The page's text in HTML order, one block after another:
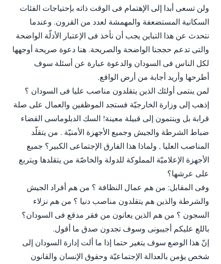
ولن تسعى أبدا إلى الإهتمام فى الوقت ذاته بإحتياجات الفئات
السكانية المستضعفة والمهمشة لعدد من القرون. وعندما
نتحدث عن هذا التباين يجب أن نأخذ فى الإعتبار الأدلّة الواضحة
والتى تدعم حججنا الواضحة والصريحة. هنا دعوة صريحة أوجهها
لكل الناس فى السودان والدعوة عبارة عن أسئلة سوف
أطرحها وأريد أجابة من أرض الواقع.
لمن ينتمى أولئك الذين يتقلدون مناصب عليا فى السودان ؟
إذهب إلى وزارة الخارجيّة فستجد الموظفين والعمال على صلة
قرابة بل وينتمون إلى قبيلة معينة! السك الدبلوماسى القضاء
ضباط الشرطة والجيش وجميع الأجهزة الأمنيّة . من يتقلّد
المناصب العليا , ولماذا هذا الفارق الإجتماعى الكبير؟ جميع
الأجهزة الإعلاميّة المملوكة للدولة والخاصّة من يتقلدها ويتربع
على عرشها؟
وفى المقابل: من هم عمال النظافة ؟ من هم أفراد الجيش
والشرطة والذين هم يتقلدون مناصب دنيا ؟ من هم نزلاء
السجون ؟ من هم الذين يعانون من فقر مدقع فى السودان؟
باللع عليكم أجيبونى وسوف تجدون صدق ما أقول.
إنّ هذا الوضع سوف يتغير حتما إذا ما ألت إدارة السودان إلى
شخص يؤمن بالعدالة الإجتماعيّة وحقوق الإنسان والقانون